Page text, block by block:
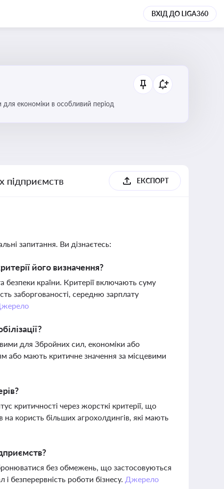
ВХІД ДО LIGA360
для економіки в особливий період
підприємств ЕКСПОРТ
запитання. Ви дізнаєтесь:
його визначення?
безпеки країни. Критерії включають суму
заборгованості, середню зарплату
для Збройних сил, економіки або
або мають критичне значення за місцевими
критичності через жорсткі критерії, що
користь більших агрохолдингів, які мають
без обмежень, що застосовуються
безперервність роботи бізнесу. Джерело